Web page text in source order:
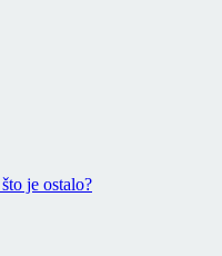
je ostalo?